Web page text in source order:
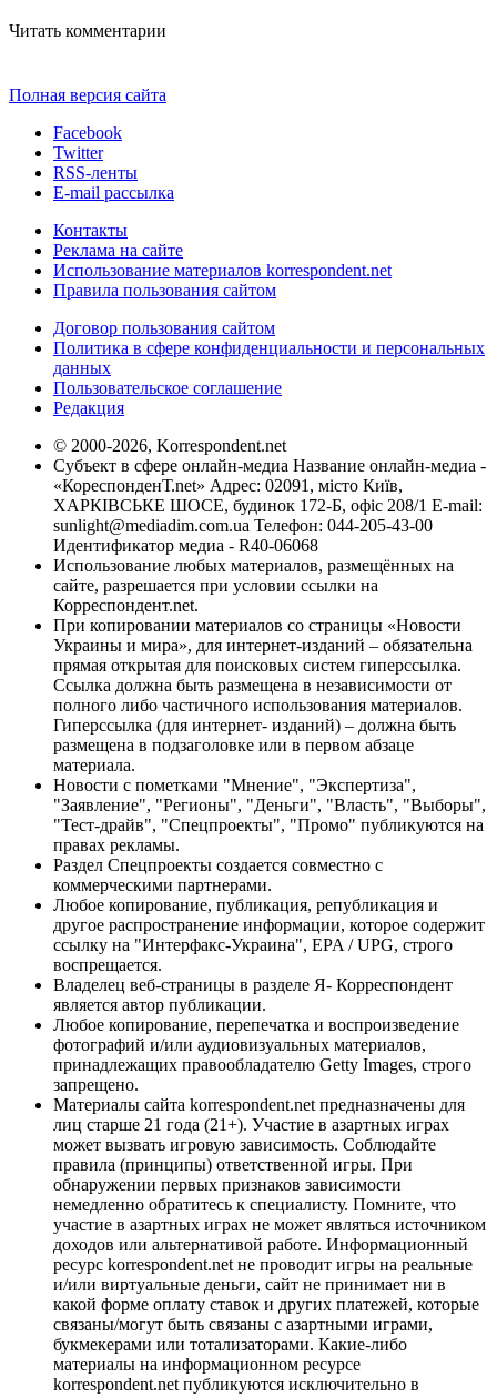
Читать комментарии
Полная версия сайта
Facebook
Twitter
RSS-ленты
E-mail рассылка
Контакты
Реклама на сайте
Использование материалов korrespondent.net
Правила пользования сайтом
Договор пользования сайтом
Политика в сфере конфиденциальности и персональных
данных
Пользовательское соглашение
Редакция
© 2000-2026, Korrespondent.net
Субъект в сфере онлайн-медиа Название онлайн-медиа -
«КореспонденТ.net» Адрес: 02091, місто Київ,
ХАРКІВСЬКЕ ШОСЕ, будинок 172-Б, офіс 208/1 E-mail:
sunlight@mediadim.com.ua Телефон: 044-205-43-00
Идентификатор медиа - R40-06068
Использование любых материалов, размещённых на
сайте, разрешается при условии ссылки на
Корреспондент.net.
При копировании материалов со страницы «Новости
Украины и мира», для интернет-изданий – обязательна
прямая открытая для поисковых систем гиперссылка.
Ссылка должна быть размещена в независимости от
полного либо частичного использования материалов.
Гиперссылка (для интернет- изданий) – должна быть
размещена в подзаголовке или в первом абзаце
материала.
Новости с пометками "Мнение", "Экспертиза",
"Заявление", "Регионы", "Деньги", "Власть", "Выборы",
"Тест-драйв", "Спецпроекты", "Промо" публикуются на
правах рекламы.
Раздел Спецпроекты создается совместно с
коммерческими партнерами.
Любое копирование, публикация, републикация и
другое распространение информации, которое содержит
ссылку на "Интерфакс-Украина", EPA / UPG, строго
воспрещается.
Владелец веб-страницы в разделе Я- Корреспондент
является автор публикации.
Любое копирование, перепечатка и воспроизведение
фотографий и/или аудиовизуальных материалов,
принадлежащих правообладателю Getty Images, строго
запрещено.
Материалы сайта korrespondent.net предназначены для
лиц старше 21 года (21+). Участие в азартных играх
может вызвать игровую зависимость. Соблюдайте
правила (принципы) ответственной игры. При
обнаружении первых признаков зависимости
немедленно обратитесь к специалисту. Помните, что
участие в азартных играх не может являться источником
доходов или альтернативой работе. Информационный
ресурс korrespondent.net не проводит игры на реальные
и/или виртуальные деньги, сайт не принимает ни в
какой форме оплату ставок и других платежей, которые
связаны/могут быть связаны с азартными играми,
букмекерами или тотализаторами. Какие-либо
материалы на информационном ресурсе
korrespondent.net публикуются исключительно в